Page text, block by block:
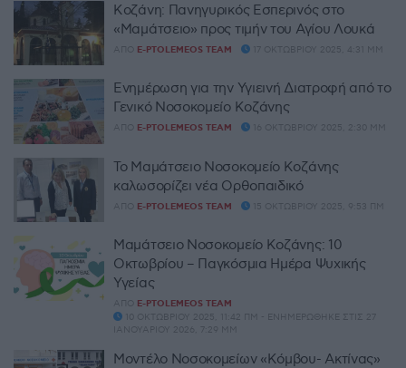
Κοζάνη: Πανηγυρικός Εσπερινός στο
«Μαμάτσειο» προς τιμήν του Αγίου Λουκά
ΑΠΌ E-PTOLEMEOS TEAM 17 ΟΚΤΩΒΡΊΟΥ 2025, 4:31 ΜΜ
Ενημέρωση για την Υγιεινή Διατροφή από το
Γενικό Νοσοκομείο Κοζάνης
ΑΠΌ E-PTOLEMEOS TEAM 16 ΟΚΤΩΒΡΊΟΥ 2025, 2:30 ΜΜ
Το Μαμάτσειο Νοσοκομείο Κοζάνης
καλωσορίζει νέα Ορθοπαιδικό
ΑΠΌ E-PTOLEMEOS TEAM 15 ΟΚΤΩΒΡΊΟΥ 2025, 9:53 ΠΜ
Μαμάτσειο Νοσοκομείο Κοζάνης: 10
Οκτωβρίου – Παγκόσμια Ημέρα Ψυχικής
Υγείας
ΑΠΌ E-PTOLEMEOS TEAM
10 ΟΚΤΩΒΡΊΟΥ 2025, 11:42 ΠΜ - ΕΝΗΜΕΡΏΘΗΚΕ ΣΤΙΣ 27
ΙΑΝΟΥΑΡΊΟΥ 2026, 7:29 ΜΜ
Μοντέλο Νοσοκομείων «Κόμβου- Ακτίνας»